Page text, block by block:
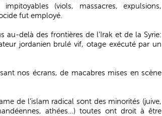
(viols, massacres, expulsions,
fut employé.
au-delà des frontières de l’Irak et de la Syrie:
jordanien brulé vif, otage exécuté par un
nos écrans, de macabres mises en scène
de l’islam radical sont des minorités (juive,
athées…) toutes ont droit à être